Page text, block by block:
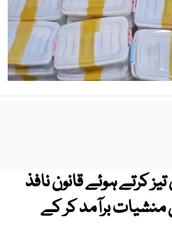
کرتے ہوئے قانون نافذ
منشیات برآمد کر کے